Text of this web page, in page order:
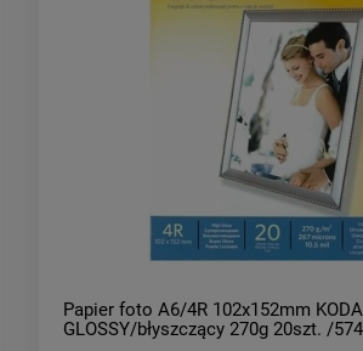
Papier foto A6/4R 102x152mm
GLOSSY/błyszczący 270g 20szt. /